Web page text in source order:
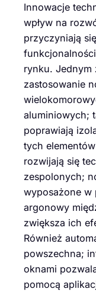
Innowacje
wpływ na
przyczyniają
rynku. Jednym
zastosowanie
aluminiowych;
poprawiają
tych
rozwijają się
zespolonych;
wyposażone w
argonowy
zwiększa ich
Również
powszechna;
oknami
pomocą